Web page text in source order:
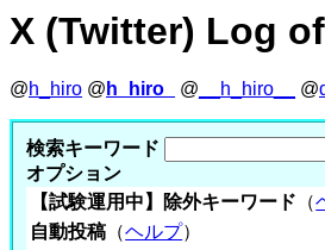
X (Twitter) Log
@h_hiro @ h_hiro_ @ __h_hiro__ @
検索キーワード
オプション
【試験運用中】除外キーワード （
自動投稿 （ヘルプ）